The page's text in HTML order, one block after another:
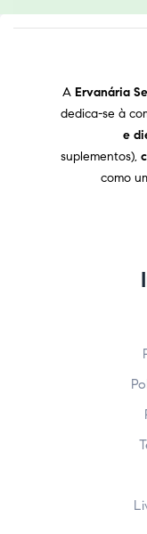
A Ervanária
dedica-se à
e
suplementos),
como